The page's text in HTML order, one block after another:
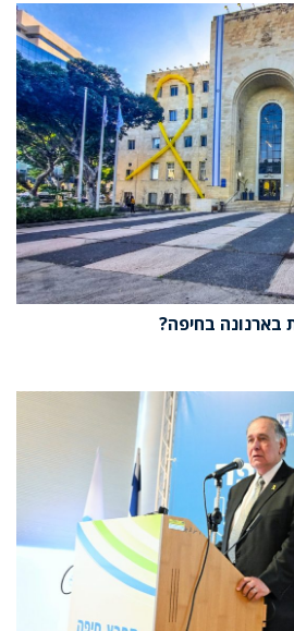
בארנונה בחיפה?